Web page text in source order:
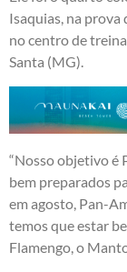
Isaquias, na prova
no centro de
Santa (MG).
“Nosso objetivo é
bem preparados
em agosto, Pan-
temos que estar
Flamengo, o